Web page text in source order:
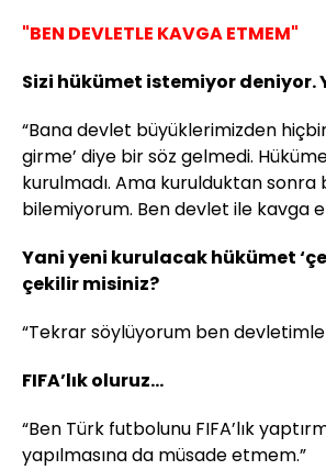
"BEN DEVLETLE KAVGA ETMEM"
Sizi hükümet istemiyor deniyor.
“Bana devlet büyüklerimizden
girme’ diye bir söz gelmedi.
kurulmadı. Ama kurulduktan
bilemiyorum. Ben devlet ile kavga
Yani yeni kurulacak hükümet
çekilir misiniz?
“Tekrar söylüyorum ben
FIFA’lık oluruz...
“Ben Türk futbolunu FIFA’lık
yapılmasına da müsade etmem.”